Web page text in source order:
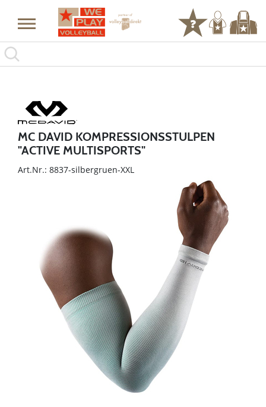
MC DAVID KOMPRESSIONSSTULPEN
"ACTIVE MULTISPORTS"
Art.Nr.: 8837-silbergruen-XXL